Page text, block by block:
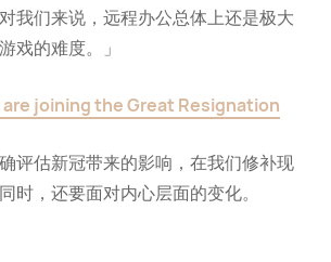
我们来说，远程办公总体上还是极大
戏的难度。」
are joining the Great Resignation
评估新冠带来的影响，在我们修补现
时，还要面对内心层面的变化。